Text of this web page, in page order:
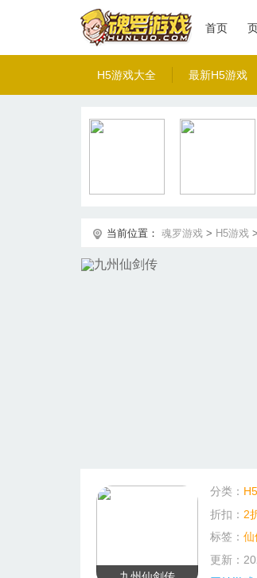
首页
H5游戏大全 最新H5游戏
当前位置： 魂罗游戏 > H5游戏 >
分类：
折扣： 2
标签： 仙
更新：